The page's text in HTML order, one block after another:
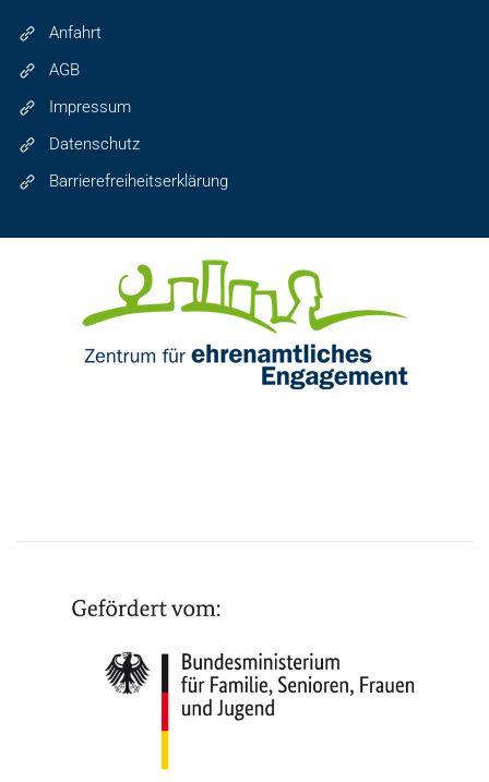
Anfahrt
AGB
Impressum
Datenschutz
Barrierefreiheitserklärung